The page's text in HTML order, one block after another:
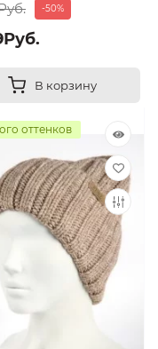
-50%
В корзину
оттенков